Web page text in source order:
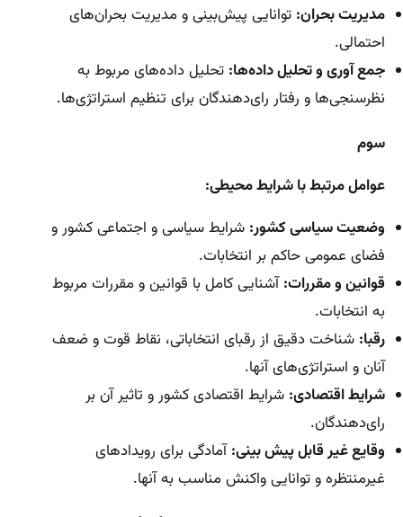
مدیریت بحران: توانایی پیش‌بینی و مدیریت بحران‌های
احتمالی.
جمع آوری و تحلیل داده‌ها: تحلیل داده‌های مربوط به
نظرسنجی‌ها و رفتار رای‌دهندگان برای تنظیم استراتژی‌ها.
سوم
عوامل مرتبط با شرایط محیطی:
وضعیت سیاسی کشور: شرایط سیاسی و اجتماعی کشور و
فضای عمومی حاکم بر انتخابات.
قوانین و مقررات:آشنایی کامل با قوانین و مقررات مربوط
به انتخابات.
رقبا: شناخت دقیق از رقبای انتخاباتی، نقاط قوت و ضعف
آنان و استراتژی‌های آنها.
شرایط اقتصادی: شرایط اقتصادی کشور و تاثیر آن بر
رای‌دهندگان.
وقایع غیر قابل پیش بینی:آمادگی برای رویدادهای
غیرمنتظره و توانایی واکنش مناسب به آنها.